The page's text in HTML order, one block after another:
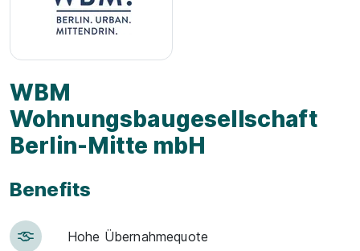
WBM
Wohnungsbaugesellschaft
Berlin-Mitte mbH
Benefits
Hohe Über­nah­me­quote